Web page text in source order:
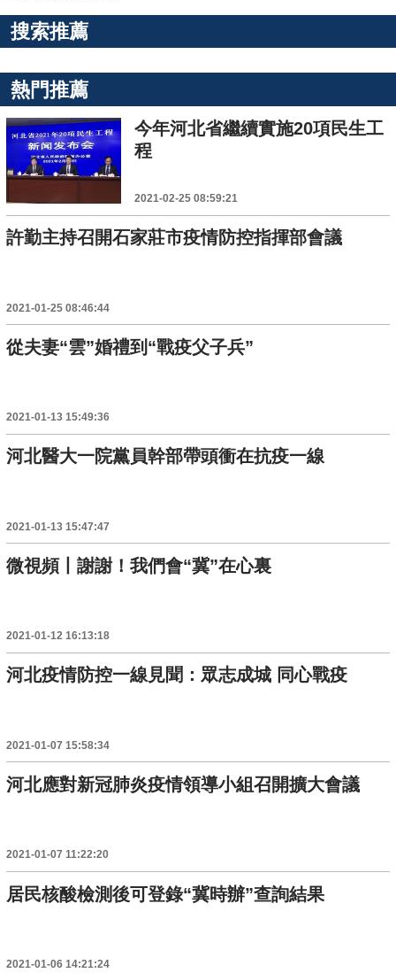
搜索推薦
熱門推薦
今年河北省繼續實施20項民生工
程
2021-02-25 08:59:21
許勤主持召開石家莊市疫情防控指揮部會議
2021-01-25 08:46:44
從夫妻“雲”婚禮到“戰疫父子兵”
2021-01-13 15:49:36
河北醫大一院黨員幹部帶頭衝在抗疫一線
2021-01-13 15:47:47
微視頻丨謝謝！我們會“冀”在心裏
2021-01-12 16:13:18
河北疫情防控一線見聞：眾志成城 同心戰疫
2021-01-07 15:58:34
河北應對新冠肺炎疫情領導小組召開擴大會議
2021-01-07 11:22:20
居民核酸檢測後可登錄“冀時辦”查詢結果
2021-01-06 14:21:24